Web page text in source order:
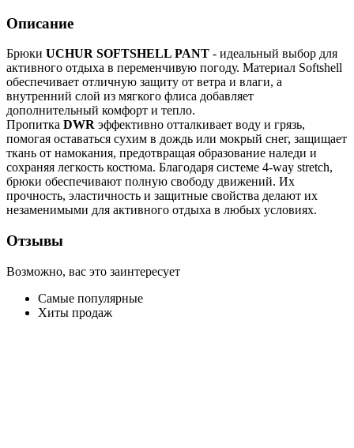
Описание
Брюки UCHUR SOFTSHELL PANT - идеальный выбор для
активного отдыха в переменчивую погоду. Материал Softshell
обеспечивает отличную защиту от ветра и влаги, а
внутренний слой из мягкого флиса добавляет
дополнительный комфорт и тепло.
Пропитка DWR эффективно отталкивает воду и грязь,
помогая оставаться сухим в дождь или мокрый снег, защищает
ткань от намокания, предотвращая образование наледи и
сохраняя легкость костюма. Благодаря системе 4-way stretch,
брюки обеспечивают полную свободу движений. Их
прочность, эластичность и защитные свойства делают их
незаменимыми для активного отдыха в любых условиях.
Отзывы
Возможно, вас это заинтересует
Самые популярные
Хиты продаж